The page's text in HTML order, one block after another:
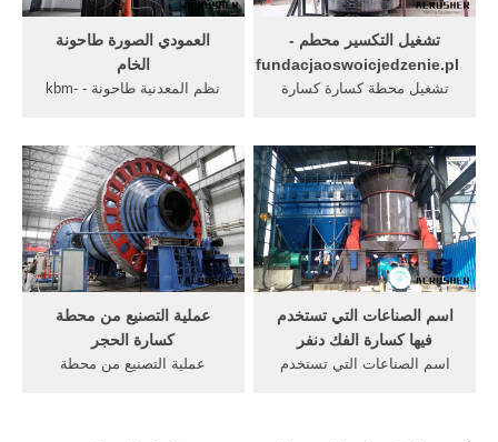
العمودي الصورة طاحونة
الخام
نظم المعدنية طاحونة - kbm-
تكون درجة حرارة الغاز في
المرشح عادةً بين 90مْ و120مْ،
أما عند عدم تشغيل طاحونة
المواد الخام فتكون درجة
حرارة الغاز عادةً ...
تشغيل التكسير محطم -
fundacjaoswoicjedzenie.pl
تشغيل محطة كسارة كسارة
المعادن والأحجار الصلبة
المتوسطة في . طاحونة
الصناعات التعدينية كسارة الفك
كساره للبيع كسارات محطم
كسارة.
عملية التصنيع من محطة
كسارة الحجر
عملية التصنيع من محطة
اسم الصناعات التي تستخدم
فيها كسارة الفك دنفر
اسم الصناعات التي تستخدم